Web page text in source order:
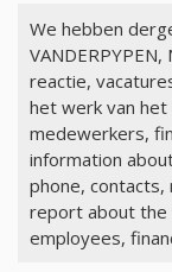
We hebben
reactie,
het werk van het
medewerkers,
information
phone, contacts,
report about the
employees,